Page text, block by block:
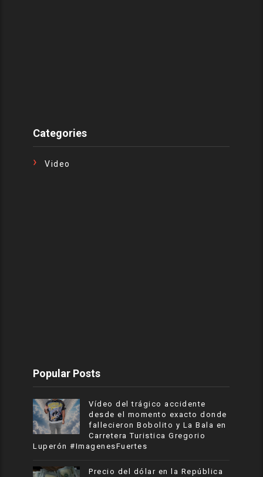
Categories
Video
Popular Posts
Vídeo del trágico accidente
desde el momento exacto donde
fallecieron Bobolito y La Bala en
Carretera Turistica Gregorio
Luperón #ImagenesFuertes
Precio del dólar en la República